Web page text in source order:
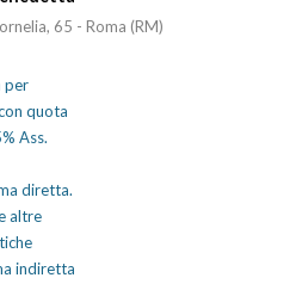
65 - Roma (RM)
per
quota
Ass.
diretta.
altre
indiretta